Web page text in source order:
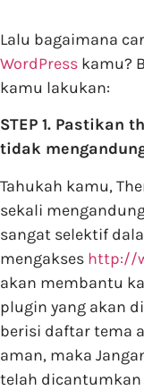
Lalu bagaimana
WordPress kamu?
kamu lakukan:
STEP 1. Pastikan
tidak
Tahukah kamu,
sekali
sangat selektif
mengakses http://
akan membantu
plugin yang akan
berisi daftar tema
aman, maka
telah dicantumkan